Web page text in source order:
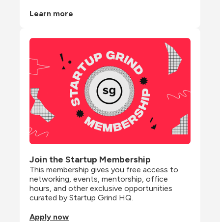
Learn more
Join the Startup Membership
This membership gives you free access to
networking, events, mentorship, office
hours, and other exclusive opportunities
curated by Startup Grind HQ.
Apply now